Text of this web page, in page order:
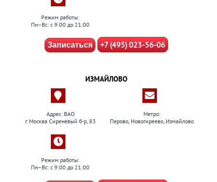
Режим работы:
Пн–Вс: с 9:00 до 21:00
Записаться +7 (495) 023-56-06
ИЗМАЙЛОВО
Адрес: ВАО
г. Москва Сиреневый б-р, 83
Метро:
Перово, Новогиреево, Измайлово
Режим работы:
Пн–Вс: с 9:00 до 21:00